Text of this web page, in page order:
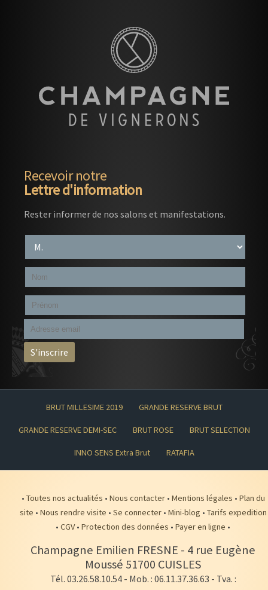
Recevoir notre
Lettre d'information
Rester informer de nos salons et manifestations.
BRUT MILLESIME 2019 GRANDE RESERVE BRUT
GRANDE RESERVE DEMI-SEC BRUT ROSE BRUT SELECTION
INNO SENS Extra Brut RATAFIA
• Toutes nos actualités • Nous contacter • Mentions légales • Plan du
site • Nous rendre visite • Se connecter • Mini-blog • Tarifs expedition
• CGV• Protection des données • Payer en ligne •
Champagne Emilien FRESNE - 4 rue Eugène
Moussé 51700 CUISLES
Tél. 03.26.58.10.54 - Mob. : 06.11.37.36.63 - Tva. :